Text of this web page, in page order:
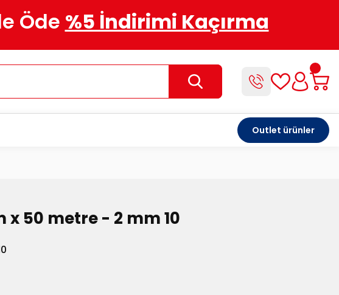
Öde %5 İndirimi Kaçırma
Outlet ürünler
x 50 metre - 2 mm 10